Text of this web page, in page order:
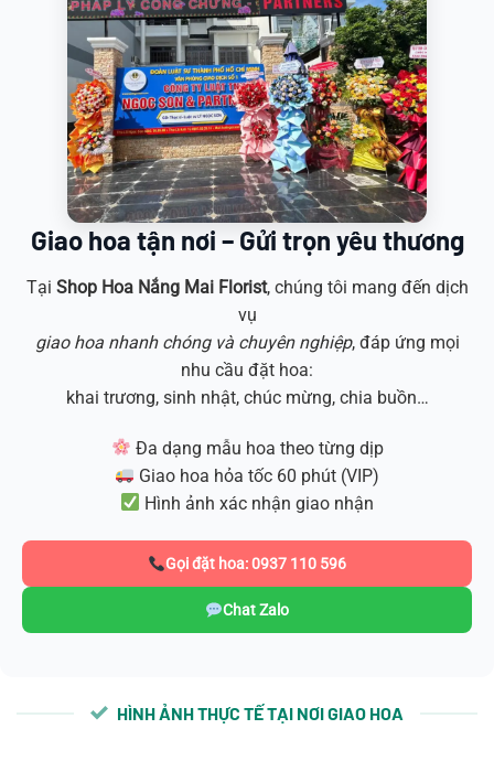
Giao hoa tận nơi – Gửi trọn yêu thương
Tại Shop Hoa Nắng Mai Florist, chúng tôi mang đến dịch
vụ
giao hoa nhanh chóng và chuyên nghiệp, đáp ứng mọi
nhu cầu đặt hoa:
khai trương, sinh nhật, chúc mừng, chia buồn…
Đa dạng mẫu hoa theo từng dịp
Giao hoa hỏa tốc 60 phút (VIP)
Hình ảnh xác nhận giao nhận
Gọi đặt hoa: 0937 110 596
Chat Zalo
HÌNH ẢNH THỰC TẾ TẠI NƠI GIAO HOA